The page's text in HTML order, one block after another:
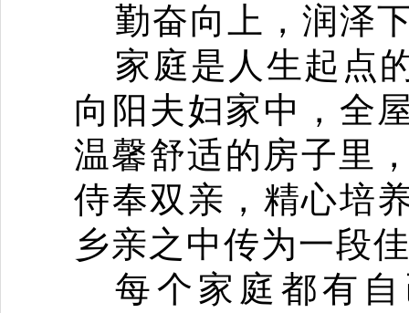
勤奋向上，润泽
家庭是人生起点
向阳夫妇家中，全
温馨舒适的房子里
侍奉双亲，精心培
乡亲之中传为一段
每个家庭都有